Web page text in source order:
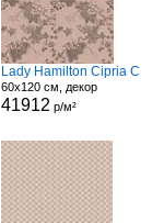
Lady Hamilton Cipria C
60x120 см, декор
41912 р/м²